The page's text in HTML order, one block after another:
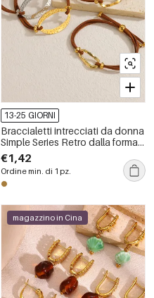
13-25 GIORNI
Braccialetti intrecciati da donna
Simple Series Retro dalla forma
irregolare, in acciaio
inossidabile impermeabile color
oro.
€1,42
Ordine min. di 1 pz.
magazzino in Cina